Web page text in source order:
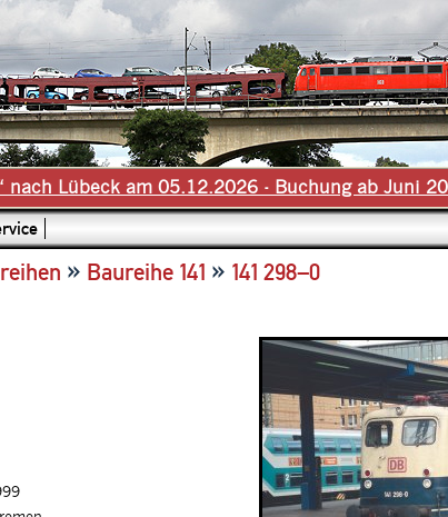
nach Lübeck am 05.12.2026 - Buchung ab Juni
» Baureihe 141 » 141 298–0